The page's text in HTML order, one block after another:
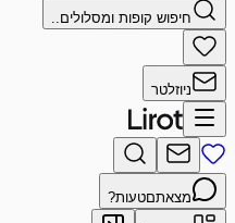
חיפוש קופות ומסלולים..
ניוזלטר
מצאתםטעות?